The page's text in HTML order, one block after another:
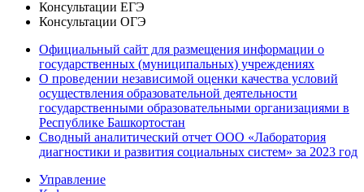
Консультации ЕГЭ
Консультации ОГЭ
Официальный сайт для размещения информации о
государственных (муниципальных) учреждениях
О проведении независимой оценки качества условий
осуществления образовательной деятельности
государственными образовательными организациями в
Республике Башкортостан
Сводный аналитический отчет ООО «Лаборатория
диагностики и развития социальных систем» за 2023 год
Управление